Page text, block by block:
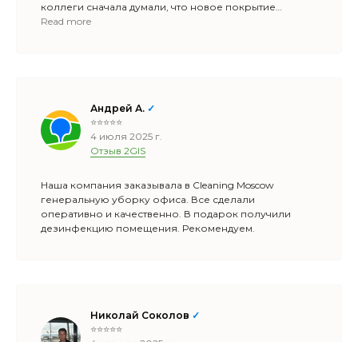
коллеги сначала думали, что новое покрытие
положили 😄. Теперь договариваемся
Read more
Андрей А. ✓
⭐⭐⭐⭐⭐
4 июля 2025 г.
Отзыв 2GIS
Наша компания заказывала в Cleaning Moscow
генеральную уборку офиса. Все сделали
оперативно и качественно. В подарок получили
дезинфекцию помещения. Рекомендуем.
Николай Соколов ✓
⭐⭐⭐⭐⭐